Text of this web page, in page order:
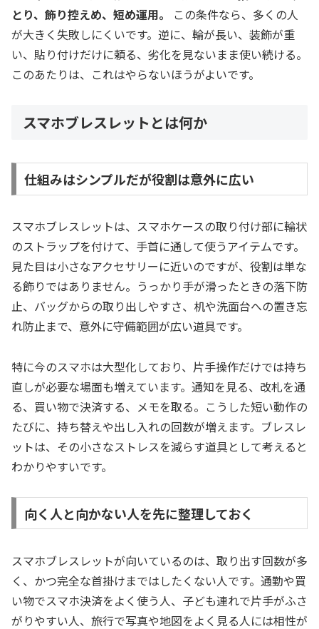
とり、飾り控えめ、短め運用。
この条件なら、多くの人
が大きく失敗しにくいです。逆に、輪が長い、装飾が重
い、貼り付けだけに頼る、劣化を見ないまま使い続ける。
このあたりは、これはやらないほうがよいです。
スマホブレスレットとは何か
仕組みはシンプルだが役割は意外に広い
スマホブレスレットは、スマホケースの取り付け部に輪状
のストラップを付けて、手首に通して使うアイテムです。
見た目は小さなアクセサリーに近いのですが、役割は単な
る飾りではありません。うっかり手が滑ったときの落下防
止、バッグからの取り出しやすさ、机や洗面台への置き忘
れ防止まで、意外に守備範囲が広い道具です。
特に今のスマホは大型化しており、片手操作だけでは持ち
直しが必要な場面も増えています。通知を見る、改札を通
る、買い物で決済する、メモを取る。こうした短い動作の
たびに、持ち替えや出し入れの回数が増えます。ブレスレ
ットは、その小さなストレスを減らす道具として考えると
わかりやすいです。
向く人と向かない人を先に整理しておく
スマホブレスレットが向いているのは、取り出す回数が多
く、かつ完全な首掛けまではしたくない人です。通勤や買
い物でスマホ決済をよく使う人、子ども連れで片手がふさ
がりやすい人、旅行で写真や地図をよく見る人には相性が